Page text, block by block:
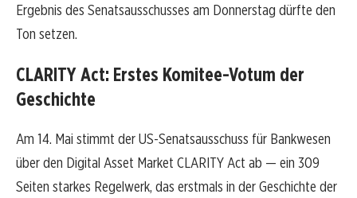
Ergebnis des Senatsausschusses am Donnerstag dürfte den
Ton setzen.
CLARITY Act: Erstes Komitee-Votum der
Geschichte
Am 14. Mai stimmt der US-Senatsausschuss für Bankwesen
über den Digital Asset Market CLARITY Act ab — ein 309
Seiten starkes Regelwerk, das erstmals in der Geschichte der